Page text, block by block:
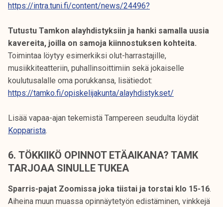
https://intra.tuni.fi/content/news/24496?
Tutustu Tamkon alayhdistyksiin ja hanki samalla uusia
kavereita, joilla on samoja kiinnostuksen kohteita.
Toimintaa löytyy esimerkiksi olut-harrastajille,
musiikkiteatteriin, puhallinsoittimiin sekä jokaiselle
koulutusalalle oma porukkansa, lisätiedot:
https://tamko.fi/opiskelijakunta/alayhdistykset/
Lisää vapaa-ajan tekemistä Tampereen seudulta löydät
Kopparista.
6. TÖKKIIKÖ OPINNOT ETÄAIKANA? TAMK
TARJOAA SINULLE TUKEA
Sparris-pajat Zoomissa joka tiistai ja torstai klo 15-16.
Aiheina muun muassa opinnäytetyön edistäminen, vinkkejä